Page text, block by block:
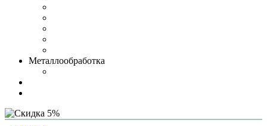
Металлообработка